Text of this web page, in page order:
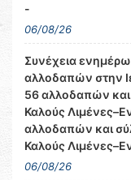
-
06/08/26
Συνέχεια
αλλοδαπών στην
56 αλλοδαπών και
Καλούς
αλλοδαπών και
Καλούς
06/08/26